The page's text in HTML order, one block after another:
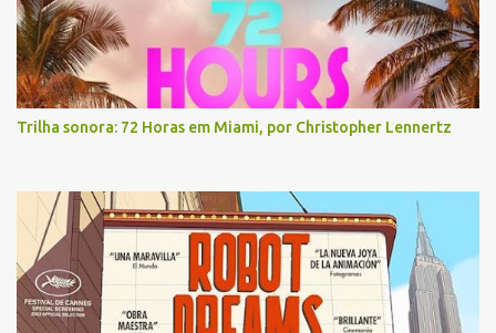
Trilha sonora: 72 Horas em Miami, por Christopher Lennertz